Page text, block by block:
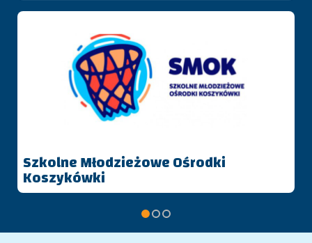
Szkolne Młodzieżowe Ośrodki
Koszykówki